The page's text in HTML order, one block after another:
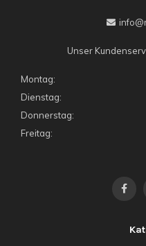
Unser
Montag:
Dienstag:
Donnerstag:
Freitag: